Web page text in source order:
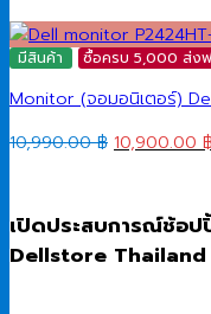
มีสินค้า ซื้อครบ 5,000 ส่ง
Monitor (จอมอนิเตอร์)
10,990.00฿ Original
10,990.00
10,900.00 ฿
เปิดประสบการณ์ช้อป
Dellstore Thailand